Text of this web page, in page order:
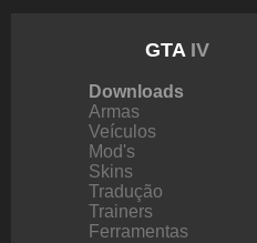
GTA IV
Downloads
Armas
Veículos
Mod's
Skins
Tradução
Trainers
Ferramentas